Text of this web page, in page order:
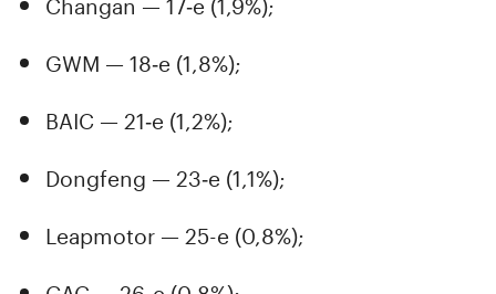
GWM — 18‑е (1,8%);
BAIC — 21‑е (1,2%);
Dongfeng — 23‑е (1,1%);
Leapmotor — 25-е (0,8%);